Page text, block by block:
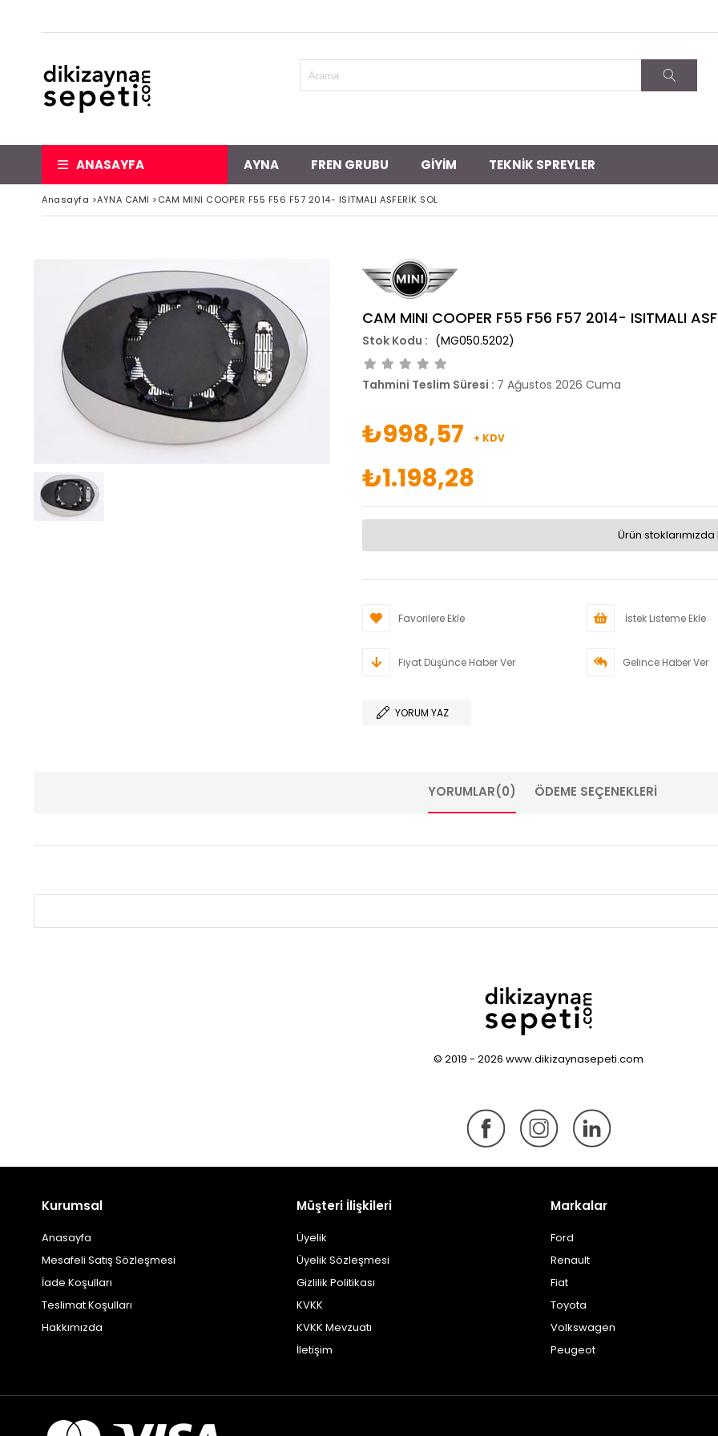
ANASAYFA AYNA FREN GRUBU GİYİM TEKNİK SPREYLER
Anasayfa >AYNA CAMI >CAM MINI COOPER F55 F56 F57 2014- ISITMALI ASFERİK SOL
CAM MINI COOPER F55 F56 F57 2014- ISITMALI
(MG050.5202)
Tahmini Teslim Süresi : 7 Ağustos 2026 Cuma
₺998,57 + KDV
₺1.198,28
Ürün stoklarımızda
Favorilere Ekle İstek Listeme Ekle
Fiyat Düşünce Haber Ver Gelince Haber Ver
YORUM YAZ
YORUMLAR(0) ÖDEME SEÇENEKLERI
© 2019 - 2026 www.dikizaynasepeti.com
Kurumsal
Anasayfa
Mesafeli Satış Sözleşmesi
İade Koşulları
Teslimat Koşulları
Hakkımızda
Müşteri İlişkileri
Üyelik
Üyelik Sözleşmesi
Gizlilik Politikası
KVKK
KVKK Mevzuatı
İletişim
Markalar
Ford
Renault
Fiat
Toyota
Volkswagen
Peugeot